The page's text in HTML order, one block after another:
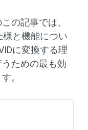
の記事では、
様と機能につい
に変換する理
ための最も効
。